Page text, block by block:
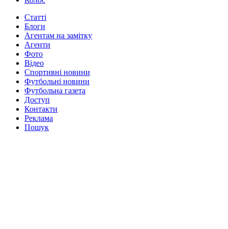
Статті
Блоги
Агентам на замітку
Агенти
Фото
Відео
Спортивні новини
Футбольні новини
Футбольна газета
Доступ
Контакти
Реклама
Пошук